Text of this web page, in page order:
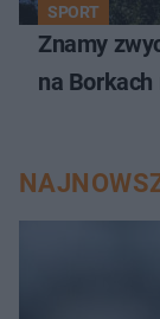
SPORT
Znamy
na